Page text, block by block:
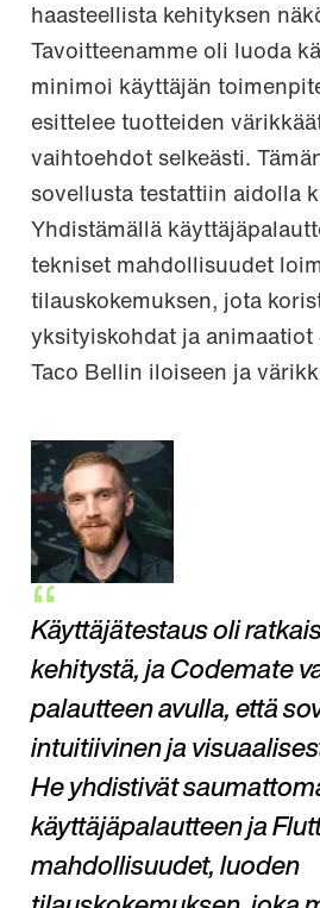
haasteellista kehityksen
Tavoitteenamme oli luoda
minimoi käyttäjän
esittelee tuotteiden
vaihtoehdot selkeästi.
sovellusta testattiin aidolla
Yhdistämällä
tekniset mahdollisuudet
tilauskokemuksen, jota
yksityiskohdat ja animaatiot
Taco Bellin iloiseen ja
Käyttäjätestaus oli
kehitystä, ja Codemate
palautteen avulla, että
intuitiivinen ja
He yhdistivät
käyttäjäpalautteen ja
mahdollisuudet, luoden